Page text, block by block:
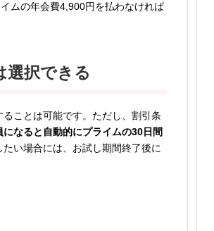
ムの年会費4,900円を払わなければ
選択できる
ことは可能です。ただし、割引条
になると自動的にプライムの30日間
い場合には、お試し期間終了後に